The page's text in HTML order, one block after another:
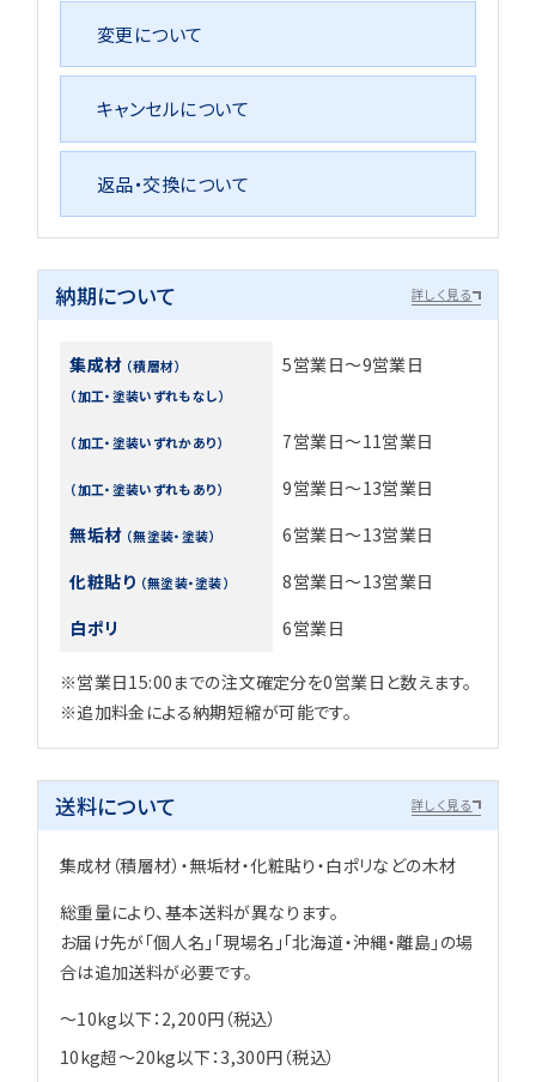
変更について
キャンセルについて
返品・交換について
納期について 詳しく見る
集成材 （積層材）
（加工・塗装いずれもなし）
5営業日～9営業日
（加工・塗装いずれかあり） 7営業日～11営業日
（加工・塗装いずれもあり）
9営業日～13営業日
無垢材 （無塗装・塗装）
6営業日～13営業日
化粧貼り （無塗装・塗装）
8営業日～13営業日
白ポリ
6営業日
※営業日15:00までの注文確定分を0営業日と数えます。
※追加料金による納期短縮が可能です。
送料について 詳しく見る
集成材（積層材）・無垢材・化粧貼り・白ポリなどの木材
総重量により、基本送料が異なります。
お届け先が「個人名」「現場名」「北海道・沖縄・離島」の場
合は追加送料が必要です。
～10kg以下：2,200円（税込）
10kg超～20kg以下：3,300円（税込）